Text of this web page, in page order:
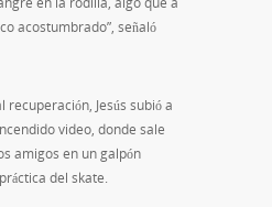
acostumbrado”, señaló
Jesús subió a
video, donde sale
amigos en un galpón
del skate.